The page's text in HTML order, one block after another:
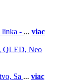
linka - ... viac
QLED, Neo
Sa ... viac